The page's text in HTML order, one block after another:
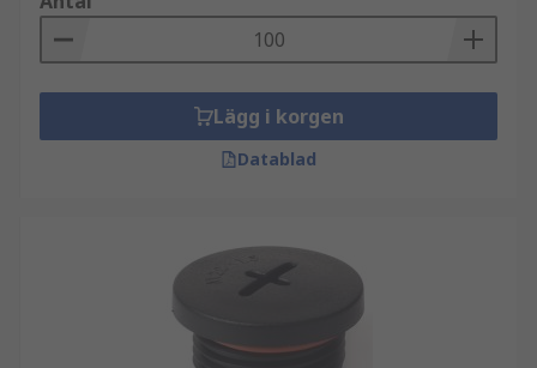
hållbarhet och prisvärde och är ett pålitligt val
för professionella installationer.
Se RS PRO-sortimentet här.
viktigt att ta hänsyn till gängtyp, material och
krav på tätning. Rätt val säkerställer att
Lägg i korgen
Datablad